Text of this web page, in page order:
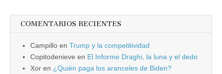
COMENTARIOS RECIENTES
Campillo en Trump y la competitividad
Copitodenieve en El Informe Draghi, la luna y el dedo
Xor en ¿Quién paga los aranceles de Biden?